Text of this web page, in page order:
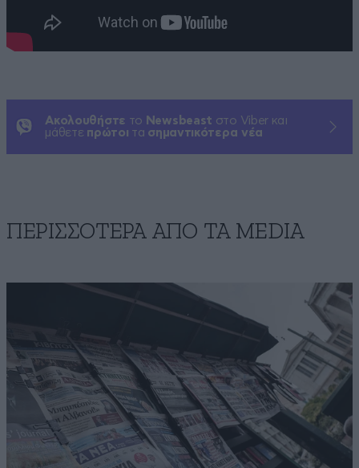
Ακολουθήστε το Newsbeast στο Viber και
μάθετε πρώτοι τα σημαντικότερα νέα
ΠΕΡΙΣΣΟΤΕΡΑ ΑΠΟ ΤA MEDIA